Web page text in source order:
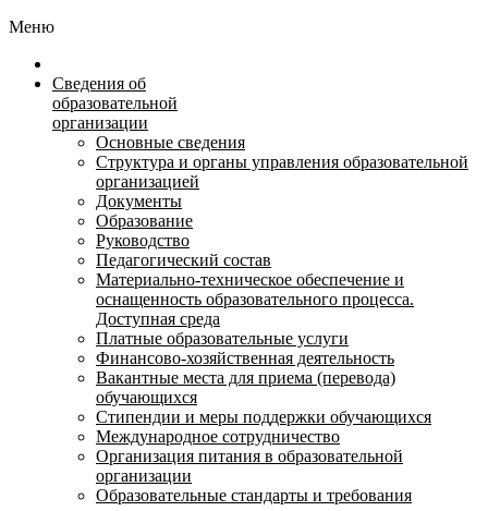
Меню
Сведения об
образовательной
организации
Основные сведения
Структура и органы управления образовательной
организацией
Документы
Образование
Руководство
Педагогический состав
Материально-техническое обеспечение и
оснащенность образовательного процесса.
Доступная среда
Платные образовательные услуги
Финансово-хозяйственная деятельность
Вакантные места для приема (перевода)
обучающихся
Стипендии и меры поддержки обучающихся
Международное сотрудничество
Организация питания в образовательной
организации
Образовательные стандарты и требования